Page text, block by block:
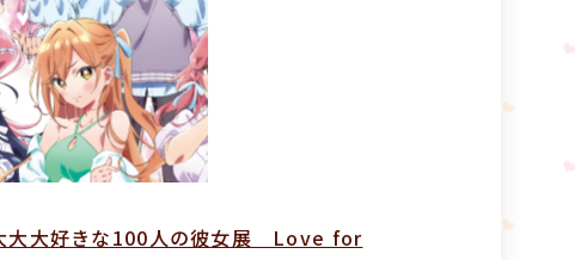
大大好きな100人の彼女展 Love for